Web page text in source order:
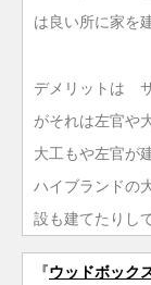
は良い所に家を
デメリットは
がそれは左官や
大工もや左官が
ハイブランドの
設も建てたりし
『ウッドボック